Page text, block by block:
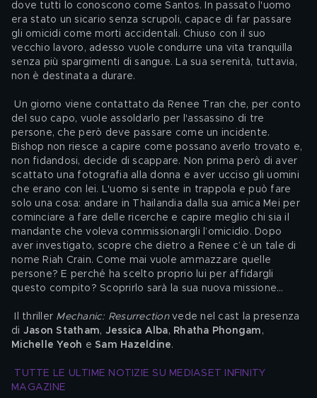
dove tutti lo conoscono come Santos. In passato l'uomo
era stato un sicario senza scrupoli, capace di far passare
gli omicidi come morti accidentali. Chiuso con il suo
vecchio lavoro, adesso vuole condurre una vita tranquilla
senza più spargimenti di sangue. La sua serenità, tuttavia,
non è destinata a durare.
Un giorno viene contattato da Renee Tran che, per conto
del suo capo, vuole assoldarlo per l'assassino di tre
persone, che però deve passare come un incidente.
Bishop non riesce a capire come possano averlo trovato e,
non fidandosi, decide di scappare. Non prima però di aver
scattato una fotografia alla donna e aver ucciso gli uomini
che erano con lei. L'uomo si sente in trappola e può fare
solo una cosa: andare in Thailandia dalla sua amica Mei per
cominciare a fare delle ricerche e capire meglio chi sia il
mandante che voleva commissionargli l’omicidio. Dopo
aver investigato, scopre che dietro a Renee c’è un tale di
nome Riah Crain. Come mai vuole ammazzare quelle
persone? E perché ha scelto proprio lui per affidargli
questo compito? Scoprirlo sarà la sua nuova missione…
Il thriller Mechanic: Resurrection vede nel cast la presenza
di Jason Statham, Jessica Alba, Rhatha Phongam ,
Michelle Yeoh e Sam Hazeldine.
TUTTE LE ULTIME NOTIZIE SU MEDIASET INFINITY
MAGAZINE